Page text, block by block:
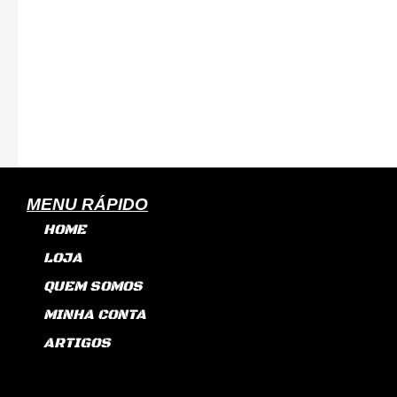
MENU RÁPIDO
HOME
LOJA
QUEM SOMOS
MINHA CONTA
ARTIGOS